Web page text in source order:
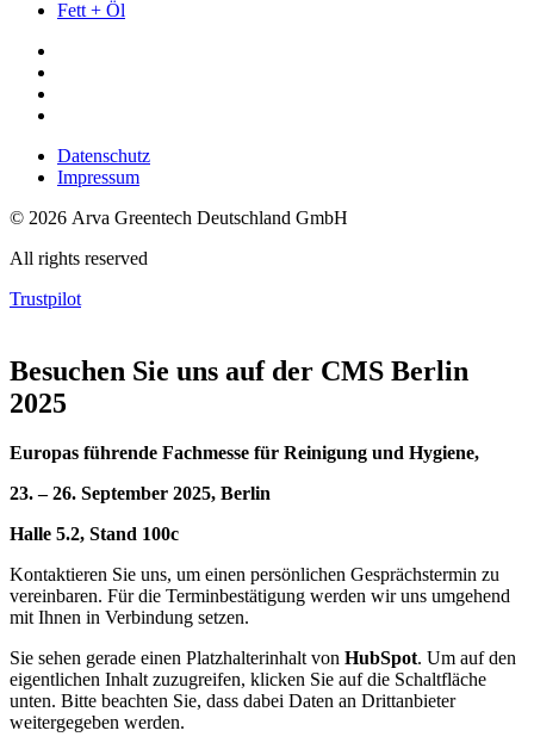
Fett + Öl
Datenschutz
Impressum
© 2026 Arva Greentech Deutschland GmbH
All rights reserved
Trustpilot
Besuchen Sie uns auf der CMS Berlin
2025
Europas führende Fachmesse für Reinigung und Hygiene,
23. – 26. September 2025, Berlin
Halle 5.2, Stand 100c
Kontaktieren Sie uns, um einen persönlichen Gesprächstermin zu
vereinbaren. Für die Terminbestätigung werden wir uns umgehend
mit Ihnen in Verbindung setzen.
Sie sehen gerade einen Platzhalterinhalt von HubSpot. Um auf den
eigentlichen Inhalt zuzugreifen, klicken Sie auf die Schaltfläche
unten. Bitte beachten Sie, dass dabei Daten an Drittanbieter
weitergegeben werden.